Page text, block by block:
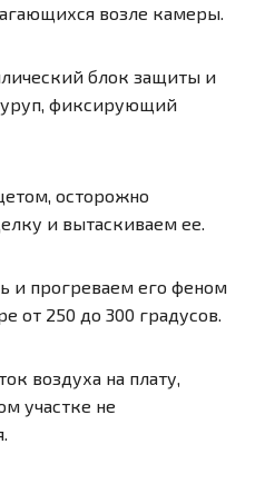
возле камеры.
блок защиты и
фиксирующий
осторожно
и вытаскиваем ее.
и прогреваем его феном
от 250 до 300 градусов.
воздуха на плату,
участке не